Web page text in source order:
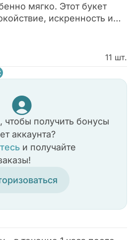
мягко. Этот букет
искренность и
для людей с утончённым
11 шт.
, чтобы получить бонусы
аккаунта?
и получайте